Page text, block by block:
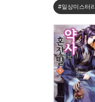
#일상미스터리